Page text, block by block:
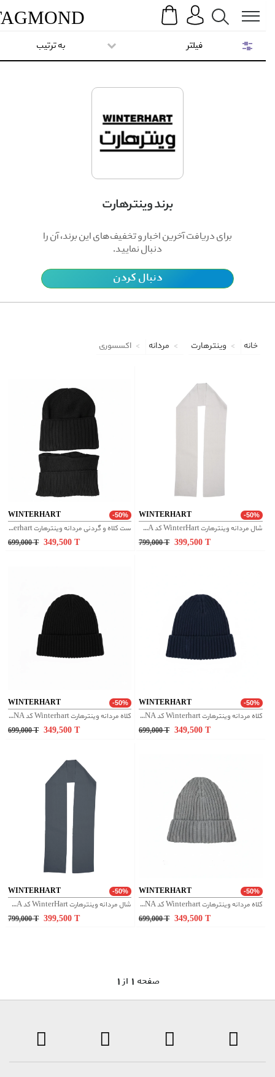
Search
TAGMOND
برند وینترهارت
برای دریافت آخرین اخبار و تخفیف‌های این برند، آن را
دنبال نمایید.
دنبال کردن
به ترتیب
خانه وینترهارت مردانه اکسسوری
WINTERHART -50%
ست کلاه و گردنی مردانه وینترهارت Winterhart کد M2050016NA
699,000 T 349,500
WINTERHART -50%
شال مردانه وینترهارت WinterHart کد M2050011NA
799,000 T 399,500
WINTERHART -50%
کلاه مردانه وینترهارت Winterhart کد M2050019NA
699,000 T 349,500
WINTERHART -50%
کلاه مردانه وینترهارت Winterhart کد M2050019NA
699,000 T 349,500
WINTERHART -50%
شال مردانه وینترهارت WinterHart کد M2050011NA
799,000 T 399,500
WINTERHART -50%
کلاه مردانه وینترهارت Winterhart کد M2050019NA
699,000 T 349,500
1 صفحه 1 از
فیلتر